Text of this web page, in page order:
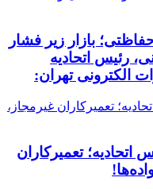
بازار زیر فشار
رئیس اتحادیه
الکترونی تهران:
تعمیرکاران